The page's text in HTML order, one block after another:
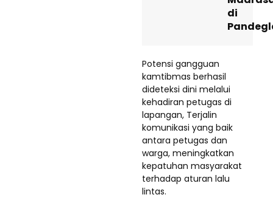
di
Potensi gangguan
kamtibmas berhasil
dideteksi dini melalui
kehadiran petugas di
lapangan, Terjalin
komunikasi yang baik
antara petugas dan
warga, meningkatkan
kepatuhan masyarakat
terhadap aturan lalu
lintas.